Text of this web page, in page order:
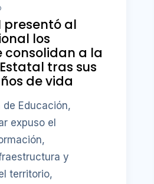
presentó al
los
consolidan a la
tras sus
de vida
de Educación,
expuso el
y
territorio,